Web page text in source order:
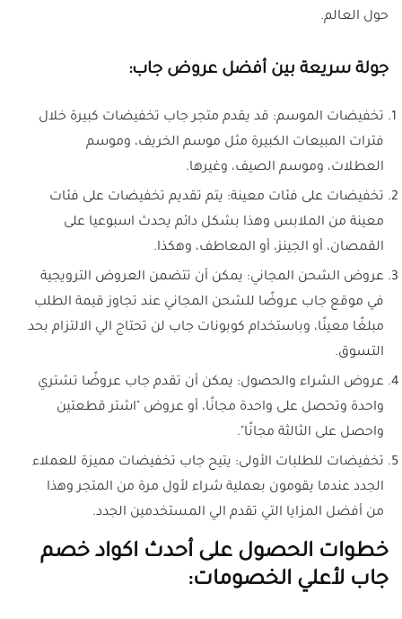
حول العالم.
جولة سريعة بين أفضل عروض جاب:
تخفيضات الموسم: قد يقدم متجر جاب تخفيضات كبيرة خلال
فترات المبيعات الكبيرة مثل موسم الخريف، وموسم
العطلات، وموسم الصيف، وغيرها.
تخفيضات على فئات معينة: يتم تقديم تخفيضات على فئات
معينة من الملابس وهذا بشكل دائم يحدث اسبوعيا على
القمصان، أو الجينز، أو المعاطف، وهكذا.
عروض الشحن المجاني: يمكن أن تتضمن العروض الترويجية
في موقع جاب عروضًا للشحن المجاني عند تجاوز قيمة الطلب
مبلغًا معينًا، وباستخدام كوبونات جاب لن تحتاج الي الالتزام بحد
التسوق.
عروض الشراء والحصول: يمكن أن تقدم جاب عروضًا تشتري
واحدة وتحصل على واحدة مجانًا، أو عروض "اشتر قطعتين
واحصل على الثالثة مجانًا".
تخفيضات للطلبات الأولى: يتيح جاب تخفيضات مميزة للعملاء
الجدد عندما يقومون بعملية شراء لأول مرة من المتجر وهذا
من أفضل المزايا التي تقدم الي المستخدمين الجدد.
خطوات الحصول على أحدث اكواد خصم
جاب لأعلي الخصومات: